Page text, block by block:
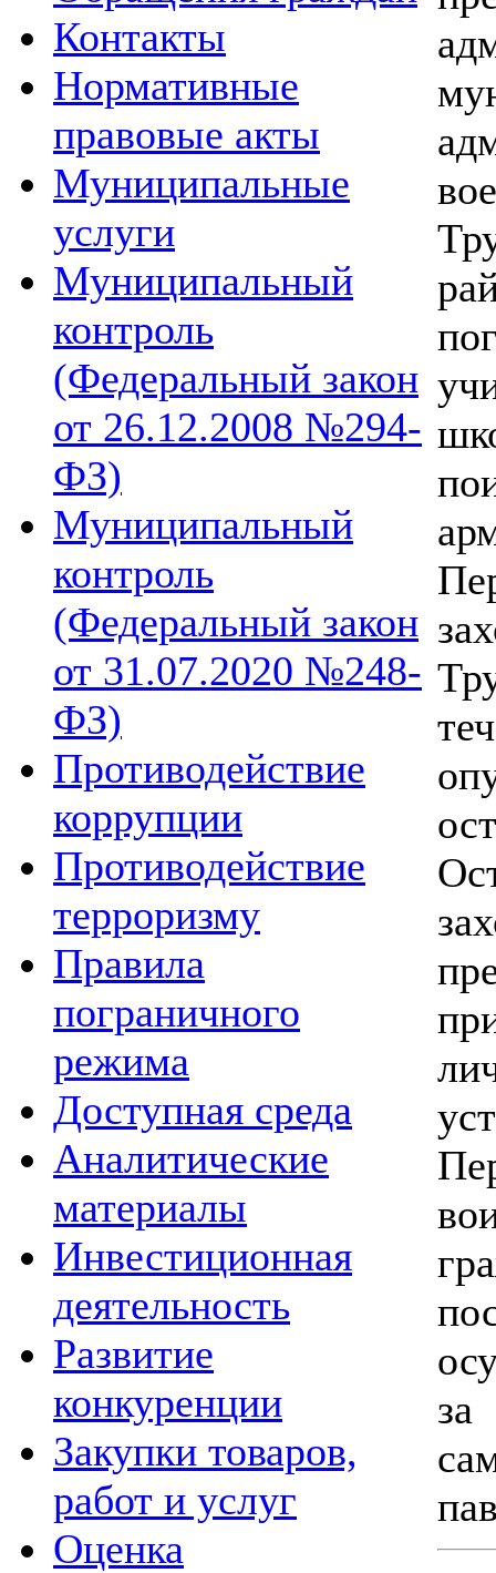
Контакты
Нормативные
правовые акты
Муниципальные
услуги
Муниципальный
контроль
(Федеральный закон
от 26.12.2008 №294-
ФЗ)
Муниципальный
контроль
(Федеральный закон
от 31.07.2020 №248-
ФЗ)
Противодействие
коррупции
Противодействие
терроризму
Правила
пограничного
режима
Доступная среда
Аналитические
материалы
Инвестиционная
деятельность
Развитие
конкуренции
Закупки товаров,
работ и услуг
Оценка